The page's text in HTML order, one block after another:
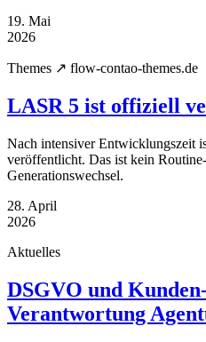
19. Mai
2026
Themes ↗ flow-contao-themes.de
LASR 5 ist offiziell
Nach intensiver Entwicklungszeit
veröffentlicht. Das ist kein
Generationswechsel.
28. April
2026
Aktuelles
DSGVO und
Verantwortung